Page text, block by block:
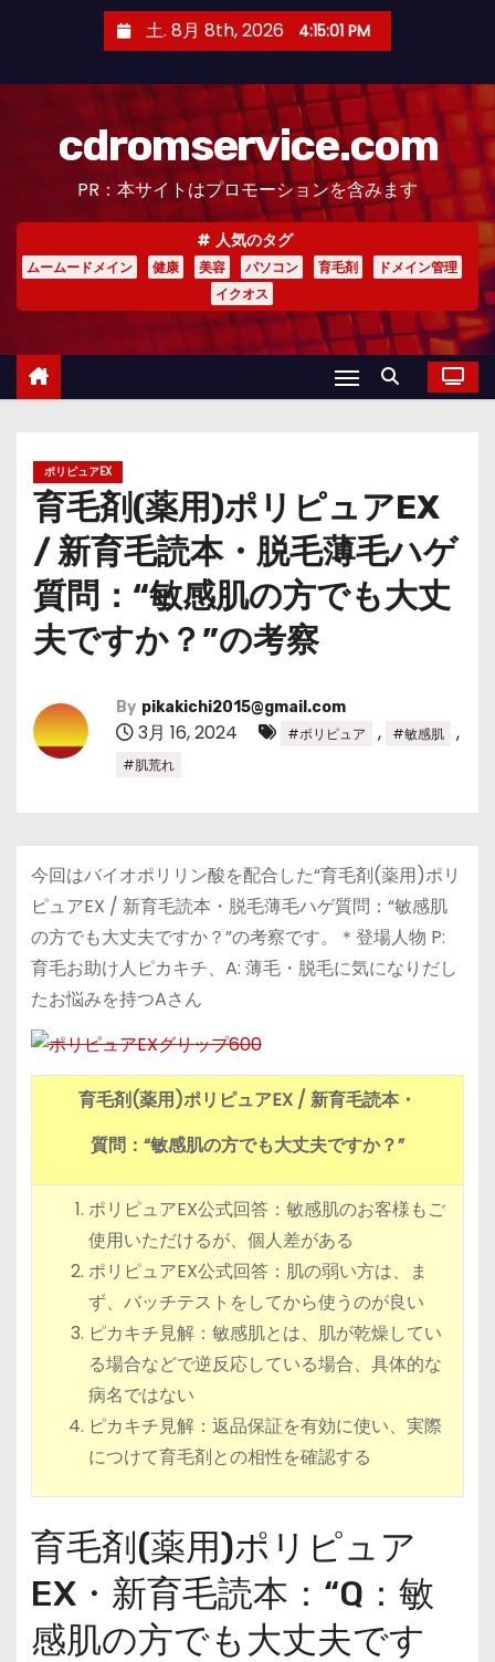
土. 8月 8th, 2026 4:15:02 PM
cdromservice.com
PR：本サイトはプロモーションを含みます
人気のタグ
ムームードメイン 健康 美容 パソコン 育毛剤
ドメイン管理
イクオス
ポリピュアEX
育毛剤(薬用)ポリピュアEX
/ 新育毛読本・脱毛薄毛ハゲ
質問：“敏感肌の方でも大丈
夫ですか？”の考察
By pikakichi2015@gmail.com
3月 16, 2024 #ポリピュア , #敏感肌 ,
#肌荒れ
今回はバイオポリリン酸を配合した“育毛剤(薬用)ポリ
ピュアEX / 新育毛読本・脱毛薄毛ハゲ質問：“敏感肌
の方でも大丈夫ですか？”の考察です。＊登場人物 P:
育毛お助け人ピカキチ、A: 薄毛・脱毛に気になりだし
たお悩みを持つAさん
育毛剤(薬用)ポリピュアEX / 新育毛読本・
質問：“敏感肌の方でも大丈夫ですか？”
ポリピュアEX公式回答：敏感肌のお客様もご
使用いただけるが、個人差がある
ポリピュアEX公式回答：肌の弱い方は、ま
ず、バッチテストをしてから使うのが良い
ピカキチ見解：敏感肌とは、肌が乾燥してい
る場合などで逆反応している場合、具体的な
病名ではない
ピカキチ見解：返品保証を有効に使い、実際
につけて育毛剤との相性を確認する
育毛剤(薬用)ポリピュア
EX・新育毛読本：“Q：敏
感肌の方でも大丈夫です